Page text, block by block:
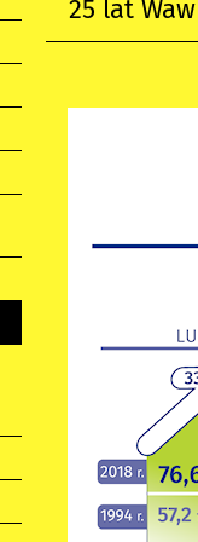
25 lat